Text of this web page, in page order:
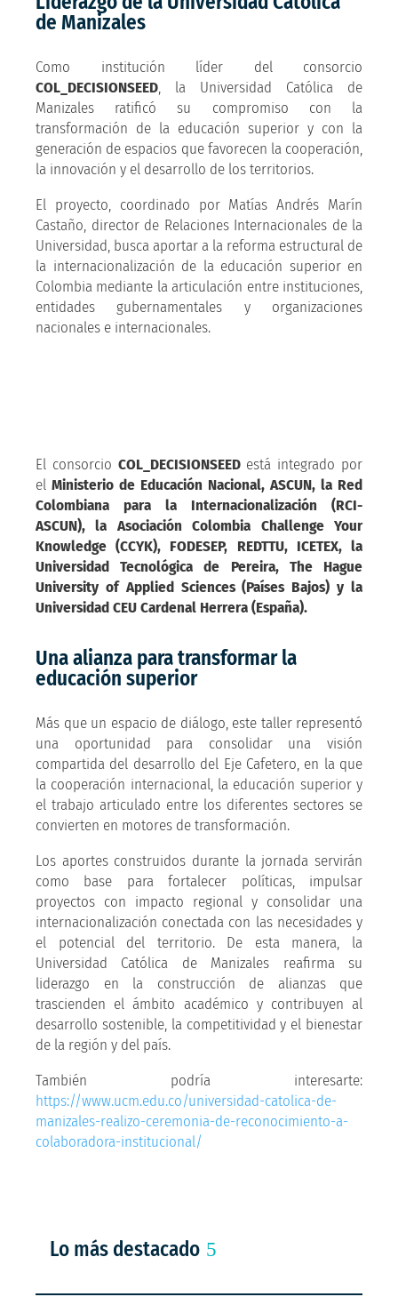
de Manizales
Como institución líder del consorcio
COL_DECISIONSEED, la Universidad Católica de
Manizales ratificó su compromiso con la
transformación de la educación superior y con la
generación de espacios que favorecen la cooperación,
la innovación y el desarrollo de los territorios.
El proyecto, coordinado por Matías Andrés Marín
Castaño, director de Relaciones Internacionales de la
Universidad, busca aportar a la reforma estructural de
la internacionalización de la educación superior en
Colombia mediante la articulación entre instituciones,
entidades gubernamentales y organizaciones
nacionales e internacionales.
El consorcio COL_DECISIONSEEDestá integrado por
el Ministerio de Educación Nacional, ASCUN, la Red
Colombiana para la Internacionalización (RCI-
ASCUN), la Asociación Colombia Challenge Your
Knowledge (CCYK), FODESEP, REDTTU, ICETEX, la
Universidad Tecnológica de Pereira, The Hague
University of Applied Sciences (Países Bajos) y la
Universidad CEU Cardenal Herrera (España).
Una alianza para transformar la
educación superior
Más que un espacio de diálogo, este taller representó
una oportunidad para consolidar una visión
compartida del desarrollo del Eje Cafetero, en la que
la cooperación internacional, la educación superior y
el trabajo articulado entre los diferentes sectores se
convierten en motores de transformación.
Los aportes construidos durante la jornada servirán
como base para fortalecer políticas, impulsar
proyectos con impacto regional y consolidar una
internacionalización conectada con las necesidades y
el potencial del territorio. De esta manera, la
Universidad Católica de Manizales reafirma su
liderazgo en la construcción de alianzas que
trascienden el ámbito académico y contribuyen al
desarrollo sostenible, la competitividad y el bienestar
de la región y del país.
También podría interesarte:
https://www.ucm.edu.co/universidad-catolica-de-
manizales-realizo-ceremonia-de-reconocimiento-a-
colaboradora-institucional/
Lo más destacado